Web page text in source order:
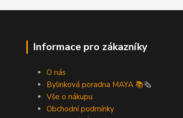
Informace pro zákazníky
O nás
Bylinková poradna MAYA 📚🗞️
Vše o nákupu
Obchodní podmínky